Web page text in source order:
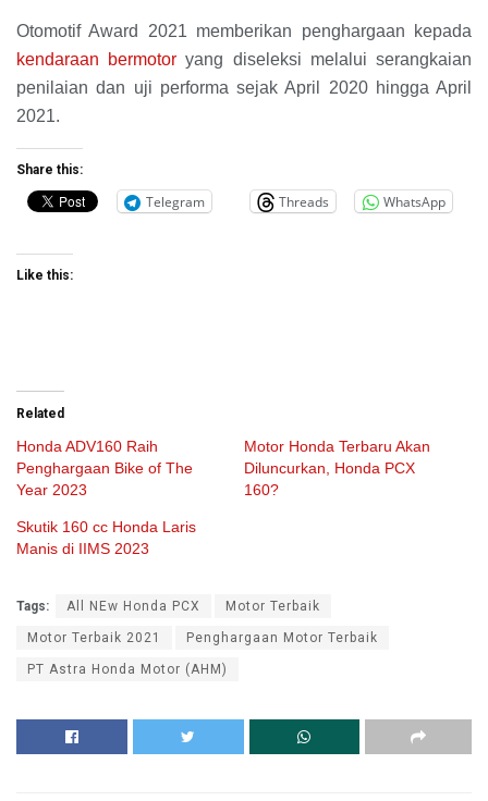
Otomotif Award 2021 memberikan penghargaan kepada
kendaraan bermotor yang diseleksi melalui serangkaian
penilaian dan uji performa sejak April 2020 hingga April
2021.
Share this:
Telegram Threads WhatsApp
Like this:
Related
Honda ADV160 Raih
Penghargaan Bike of The
Year 2023
Motor Honda Terbaru Akan
Diluncurkan, Honda PCX
160?
Skutik 160 cc Honda Laris
Manis di IIMS 2023
Tags: All NEw Honda PCX Motor Terbaik
Motor Terbaik 2021 Penghargaan Motor Terbaik
PT Astra Honda Motor (AHM)